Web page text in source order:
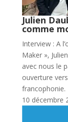
Julien
comme
Interview : A
Maker »,
avec nous le
ouverture
francophonie.
10 décembre